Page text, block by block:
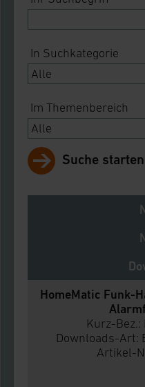
In Suchkategorie
Im Themenbereich
Suche starten
HomeMatic Funk-
Kurz-Bez.:
Downloads-Art:
Artikel-